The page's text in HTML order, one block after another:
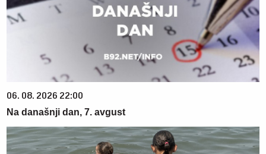
06. 08. 2026 22:00
Na današnji dan, 7. avgust